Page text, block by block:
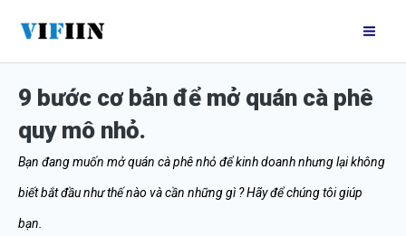
nội
dung9 bước cơ bản để mở quán cà phê
quy mô nhỏ.
Bạn đang muốn mở quán cà phê nhỏ để kinh doanh nhưng lại không
biết bắt đầu như thế nào và cần những gì ? Hãy để chúng tôi giúp
bạn.